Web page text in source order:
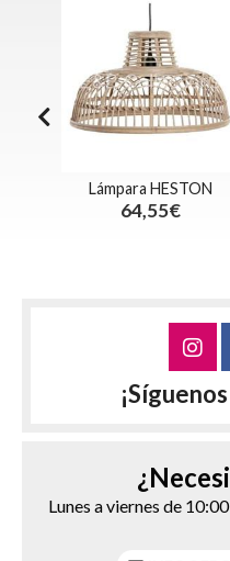
Lámpara HESTON
64,55€
Lunes a viernes de